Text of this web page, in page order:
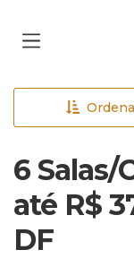
6 Salas/
até R$
DF